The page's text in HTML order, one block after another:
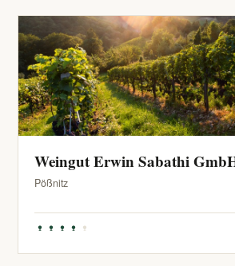
Weingut Erwin Sabathi
Pößnitz